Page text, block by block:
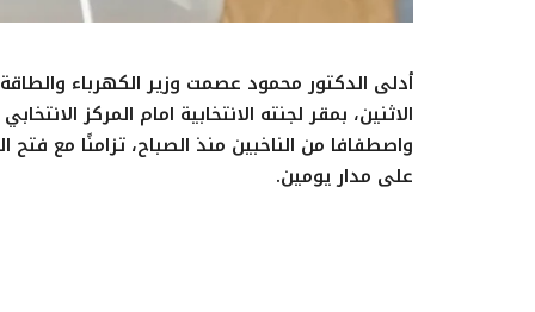
أدلى الدكتور محمود عصمت وزير الكهرباء
الاثنين، بمقر لجنته الانتخابية امام المركز
واصطفافا من الناخبين منذ الصباح، تزامنًا مع
على مدار يومين.